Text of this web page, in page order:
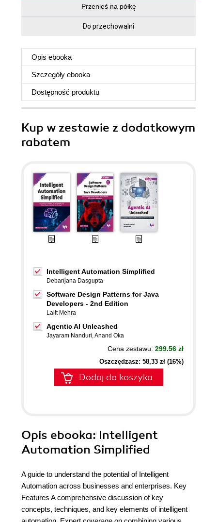
Przenieś na półkę
Do przechowalni
Opis ebooka
Szczegóły ebooka
Dostępność produktu
Kup w zestawie z dodatkowym
rabatem
Intelligent Automation Simplified
Debanjana Dasgupta
Software Design Patterns for Java
Developers - 2nd Edition
Lalit Mehra
Agentic AI Unleashed
Jayaram Nanduri,Anand Oka
Cena zestawu: 299.56 zł
Oszczędzasz: 58,33 zł (16%)
Dodaj do koszyka
Opis ebooka: Intelligent
Automation Simplified
A guide to understand the potential of Intelligent
Automation across businesses and enterprises. Key
Features A comprehensive discussion of key
concepts, techniques, and key elements of intelligent